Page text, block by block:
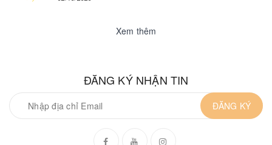
Xem thêm
ĐĂNG KÝ NHẬN TIN
ĐĂNG KÝ